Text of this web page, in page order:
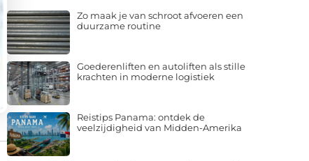
Zo maak je van schroot afvoeren een
duurzame routine
Goederenliften en autoliften als stille
krachten in moderne logistiek
Reistips Panama: ontdek de
veelzijdigheid van Midden-Amerika